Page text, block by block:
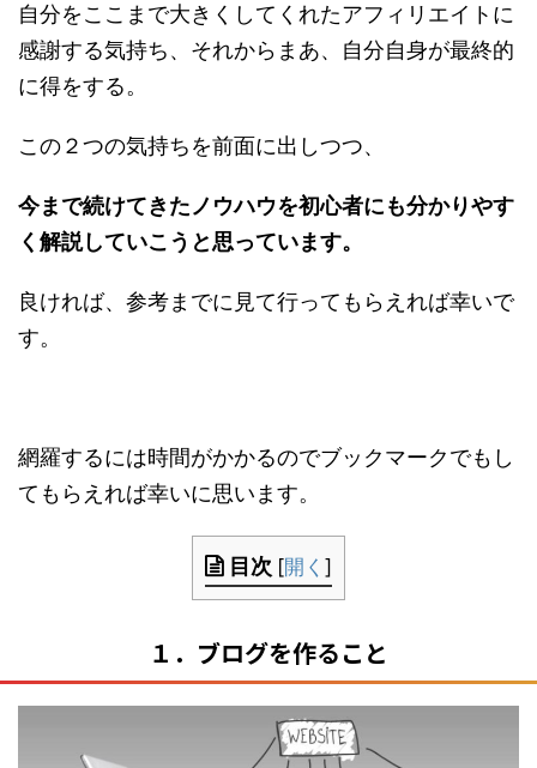
自分をここまで大きくしてくれたアフィリエイトに
感謝する気持ち、それからまあ、自分自身が最終的
に得をする。
この２つの気持ちを前面に出しつつ、
今まで続けてきたノウハウを初心者にも分かりやす
く解説していこうと思っています。
良ければ、参考までに見て行ってもらえれば幸いで
す。
網羅するには時間がかかるのでブックマークでもし
てもらえれば幸いに思います。
目次 [開く ]
１．ブログを作ること